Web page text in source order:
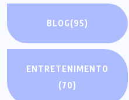
BLOG(95)
ENTRETENIMENTO
(70)